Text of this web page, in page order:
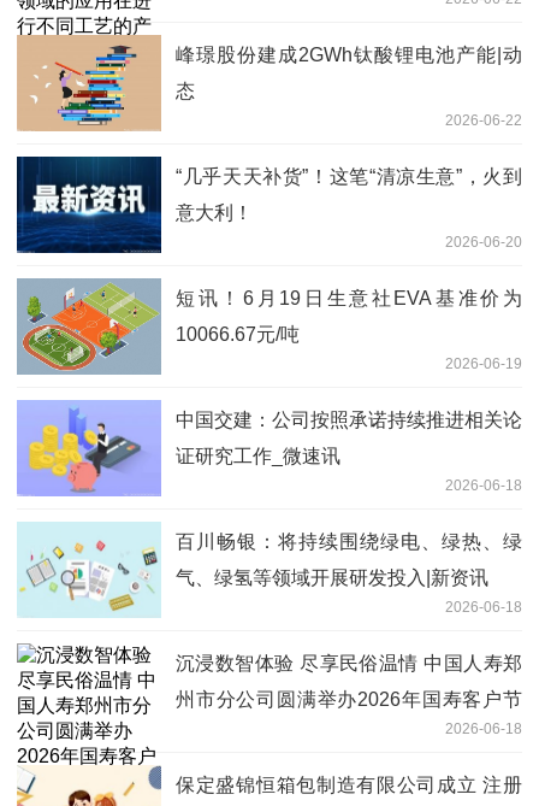
峰璟股份建成2GWh钛酸锂电池产能|动
态
2026-06-22
“几乎天天补货”！这笔“清凉生意”，火到
意大利！
2026-06-20
短讯！6月19日生意社EVA基准价为
10066.67元/吨
2026-06-19
中国交建：公司按照承诺持续推进相关论
证研究工作_微速讯
2026-06-18
百川畅银：将持续围绕绿电、绿热、绿
气、绿氢等领域开展研发投入|新资讯
2026-06-18
沉浸数智体验 尽享民俗温情 中国人寿郑
州市分公司圆满举办2026年国寿客户节
2026-06-18
保定盛锦恒箱包制造有限公司成立 注册